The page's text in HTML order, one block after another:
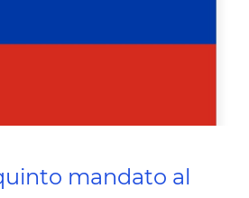
mandato al